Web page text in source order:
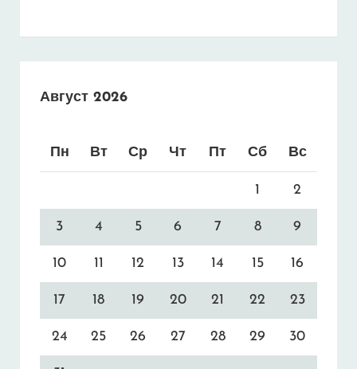
Август 2026
Пн Вт Ср Чт Пт Сб Вс
1 2
3 4 5 6 7 8 9
10 11 12 13 14 15 16
17 18 19 20 21 22 23
24 25 26 27 28 29 30